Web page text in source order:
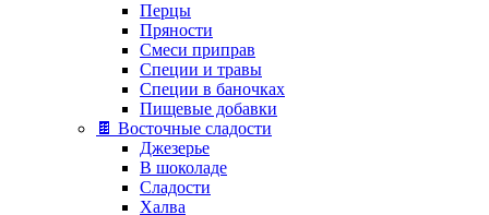
Перцы
Пряности
Смеси приправ
Специи и травы
Специи в баночках
Пищевые добавки
🍫 Восточные сладости
Джезерье
В шоколаде
Сладости
Халва